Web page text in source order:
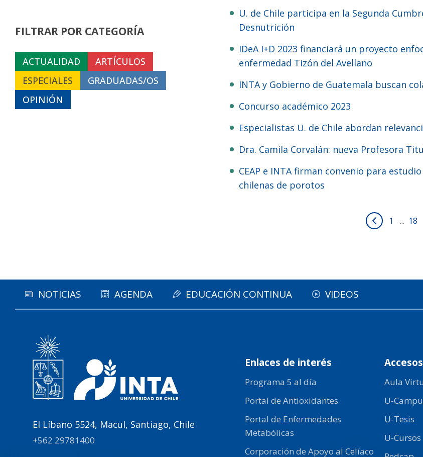
FILTRAR POR CATEGORÍA
ACTUALIDAD
ARTÍCULOS
ESPECIALES
GRADUADAS/OS
OPINIÓN
U. de Chile participa en la Segunda Cumbre Parlamentaria Mundial contra el Hambre y la
Desnutrición
IDeA I+D 2023 financiará un proyecto enfocado en la detección y control biológico que causa la
enfermedad Tizón del Avellano
INTA y Gobierno de Guatemala buscan
Concurso académico 2023
Especialistas U. de Chile abordan
Dra. Camila Corvalán: nueva Profesora
CEAP e INTA firman convenio para estudio de compuestos bioactivos en variedades locales
chilenas de porotos
1 ... 18
NOTICIAS AGENDA EDUCACIÓN CONTINUA VIDEOS
El Líbano 5524, Macul, Santiago, Chile
+562 29781400
Enlaces de interés
Programa 5 al día
Portal de Antioxidantes
Portal de Enfermedades
Metabólicas
Corporación de Apoyo al Celíaco
Accesos
Aula
U-
U-Tesis
U-Cursos